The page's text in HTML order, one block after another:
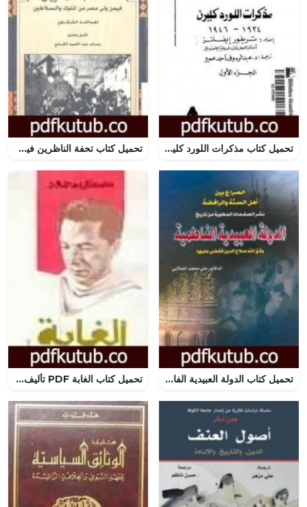
تحميل كتاب مذكرات اللورد كليرن 1934 – 1946 – الجزء الأول PDF تأليف تريفور إيفانز مجانا [كامل] تحميل كتاب تحفة الناظرين فيمن ولى مصر من الملوك والسلاطين PDF تأليف عبد الله الشرقاوي مجانا [كامل]
تحميل كتاب الدولة العبيدية الفاطمية PDF تأليف علي محمد الصلابي مجانا [كامل] تحميل كتاب الغابة PDF تأليف مصطفى محمود مجانا [كامل]